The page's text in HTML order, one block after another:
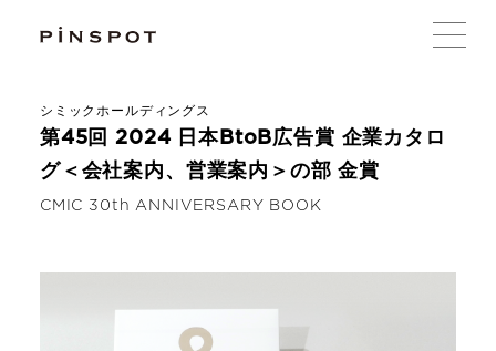
シミックホールディングス
第45回 2024 日本BtoB広告賞 企業カタロ
グ＜会社案内、営業案内＞の部 金賞
CMIC 30th ANNIVERSARY BOOK